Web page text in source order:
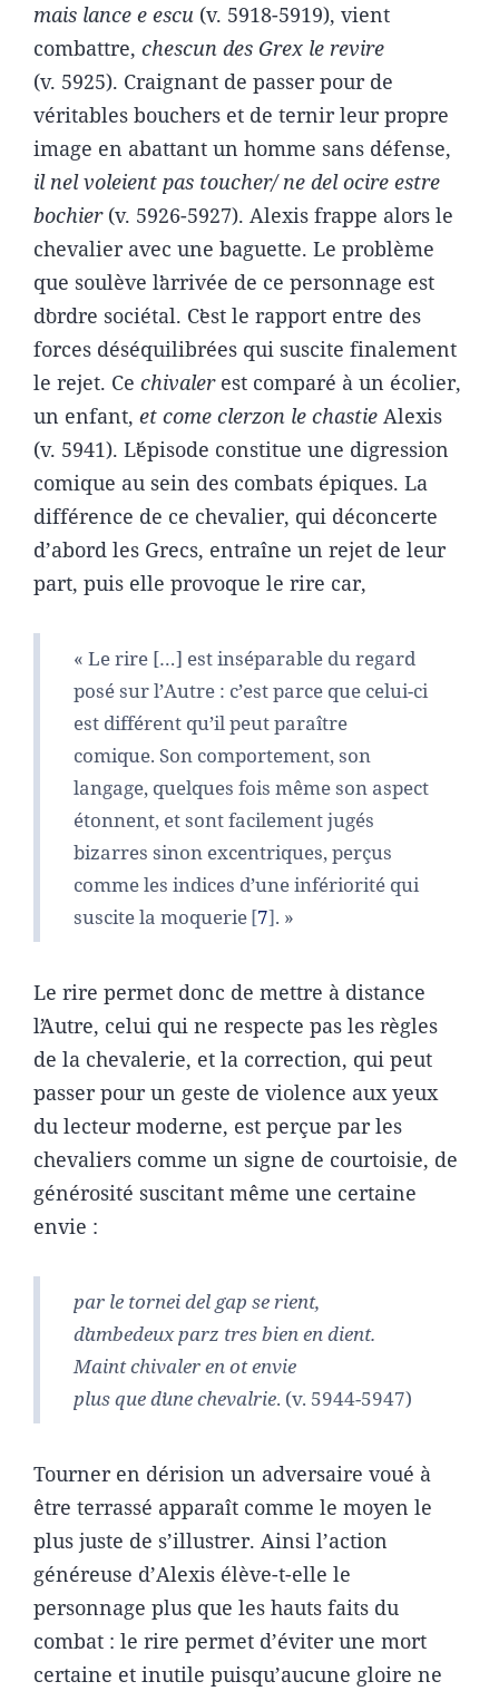
mais lance e escu (v. 5918-5919), vient
combattre, chescun des Grex le revire
(v. 5925). Craignant de passer pour de
véritables bouchers et de ternir leur propre
image en abattant un homme sans défense,
il nel voleient pas toucher/ ne del ocire estre
bochier(v. 5926-5927). Alexis frappe alors le
chevalier avec une baguette. Le problème
que soulève lʼarrivée de ce personnage est
dʼordre sociétal. Cʼest le rapport entre des
forces déséquilibrées qui suscite finalement
le rejet. Ce chivalerest comparé à un écolier,
un enfant, et come clerzon le chastie Alexis
(v. 5941). Lʼépisode constitue une digression
comique au sein des combats épiques. La
différence de ce chevalier, qui déconcerte
d’abord les Grecs, entraîne un rejet de leur
part, puis elle provoque le rire car,
« Le rire […] est inséparable du regard
posé sur l’Autre : c’est parce que celui-ci
est différent qu’il peut paraître
comique. Son comportement, son
langage, quelques fois même son aspect
étonnent, et sont facilement jugés
bizarres sinon excentriques, perçus
comme les indices d’une infériorité qui
suscite la moquerie 7 . »
Le rire permet donc de mettre à distance
lʼAutre, celui qui ne respecte pas les règles
de la chevalerie, et la correction, qui peut
passer pour un geste de violence aux yeux
du lecteur moderne, est perçue par les
chevaliers comme un signe de courtoisie, de
générosité suscitant même une certaine
envie :
par le tornei del gap se rient,
dʼambedeux parz tres bien en dient.
Maint chivaler en ot envie
plus que dʼune chevalrie. (v. 5944-5947)
Tourner en dérision un adversaire voué à
être terrassé apparaît comme le moyen le
plus juste de s’illustrer. Ainsi l’action
généreuse d’Alexis élève-t-elle le
personnage plus que les hauts faits du
combat : le rire permet d’éviter une mort
certaine et inutile puisqu’aucune gloire ne